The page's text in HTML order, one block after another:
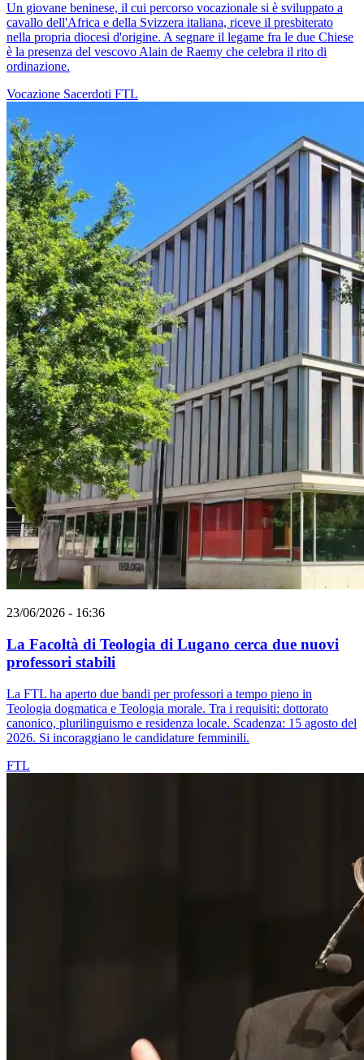
Un giovane beninese, il cui percorso vocazionale si è sviluppato a
cavallo dell'Africa e della Svizzera italiana, riceve il presbiterato
nella propria diocesi d'origine. A segnare il legame fra le due Chiese
è la presenza del vescovo Alain de Raemy che celebra il rito di
ordinazione.
Vocazione Sacerdoti FTL
23/06/2026 - 16:36
La Facoltà di Teologia di Lugano cerca due nuovi
professori stabili
La FTL ha aperto due bandi per professori a tempo pieno in
Teologia dogmatica e Teologia morale. Tra i requisiti: dottorato
canonico, plurilinguismo e residenza locale. Scadenza: 15 agosto del
2026. Si incoraggiano le candidature femminili.
FTL